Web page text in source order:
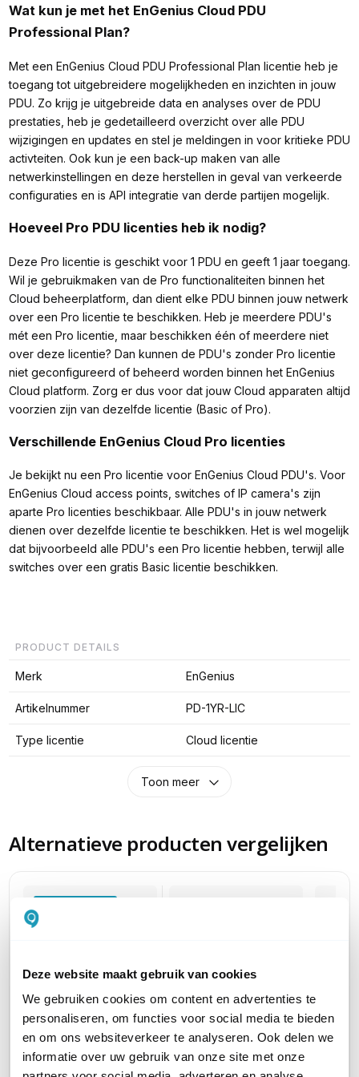
Deze website maakt gebruik van cookies
We gebruiken cookies om content en advertenties te
personaliseren, om functies voor social media te bieden
en om ons websiteverkeer te analyseren. Ook delen we
informatie over uw gebruik van onze site met onze
Wat kun je met het EnGenius Cloud PDU
Professional Plan?
Met een EnGenius Cloud PDU Professional Plan licentie heb je
toegang tot uitgebreidere mogelijkheden en inzichten in jouw
PDU. Zo krijg je uitgebreide data en analyses over de PDU
prestaties, heb je gedetailleerd overzicht over alle PDU
wijzigingen en updates en stel je meldingen in voor kritieke PDU
activteiten. Ook kun je een back-up maken van alle
netwerkinstellingen en deze herstellen in geval van verkeerde
configuraties en is API integratie van derde partijen mogelijk.
Hoeveel Pro PDU licenties heb ik nodig?
Deze Pro licentie is geschikt voor 1 PDU en geeft 1 jaar toegang.
Wil je gebruikmaken van de Pro functionaliteiten binnen het
Cloud beheerplatform, dan dient elke PDU binnen jouw netwerk
over een Pro licentie te beschikken. Heb je meerdere PDU's
mét een Pro licentie, maar beschikken één of meerdere niet
over deze licentie? Dan kunnen de PDU's zonder Pro licentie
niet geconfigureerd of beheerd worden binnen het EnGenius
Cloud platform. Zorg er dus voor dat jouw Cloud apparaten altijd
voorzien zijn van dezelfde licentie (Basic of Pro).
Verschillende EnGenius Cloud Pro licenties
Je bekijkt nu een Pro licentie voor EnGenius Cloud PDU's. Voor
EnGenius Cloud access points, switches of IP camera's zijn
aparte Pro licenties beschikbaar. Alle PDU's in jouw netwerk
dienen over dezelfde licentie te beschikken. Het is wel mogelijk
dat bijvoorbeeld alle PDU's een Pro licentie hebben, terwijl alle
switches over een gratis Basic licentie beschikken.
PRODUCT DETAILS
Merk EnGenius
Artikelnummer PD-1YR-LIC
Type licentie Cloud licentie
Toon meer
Alternatieve producten vergelijken
EnGenius Cloud Pro
PDU Licentie
1 jaar, voor 1 EnGenius
EnGenius Cloud Pro
PDU Licentie
5 jaar, voor 1 EnGenius
PDU